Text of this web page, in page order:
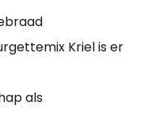
Kriel is er
als